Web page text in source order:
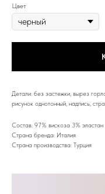
Цвет
Детали: без застежки, вырез
рисунок однотонный, надпись,
Состав: 97% вискоза 3% эластан
Страна бренда: Италия
Страна производства: Турция